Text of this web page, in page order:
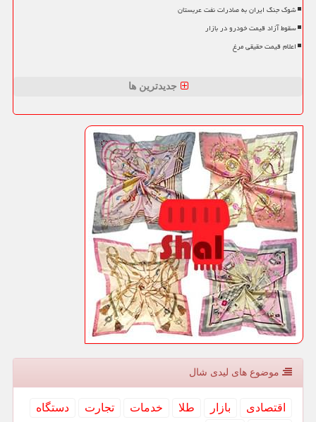
شوک جنگ ایران به صادرات نفت عربستان
سقوط آزاد قیمت خودرو در بازار
اعلام قیمت حقیقی مرغ
جدیدترین ها
موضوع های لیدی شال
اقتصادی بازار طلا خدمات تجارت
دستگاه